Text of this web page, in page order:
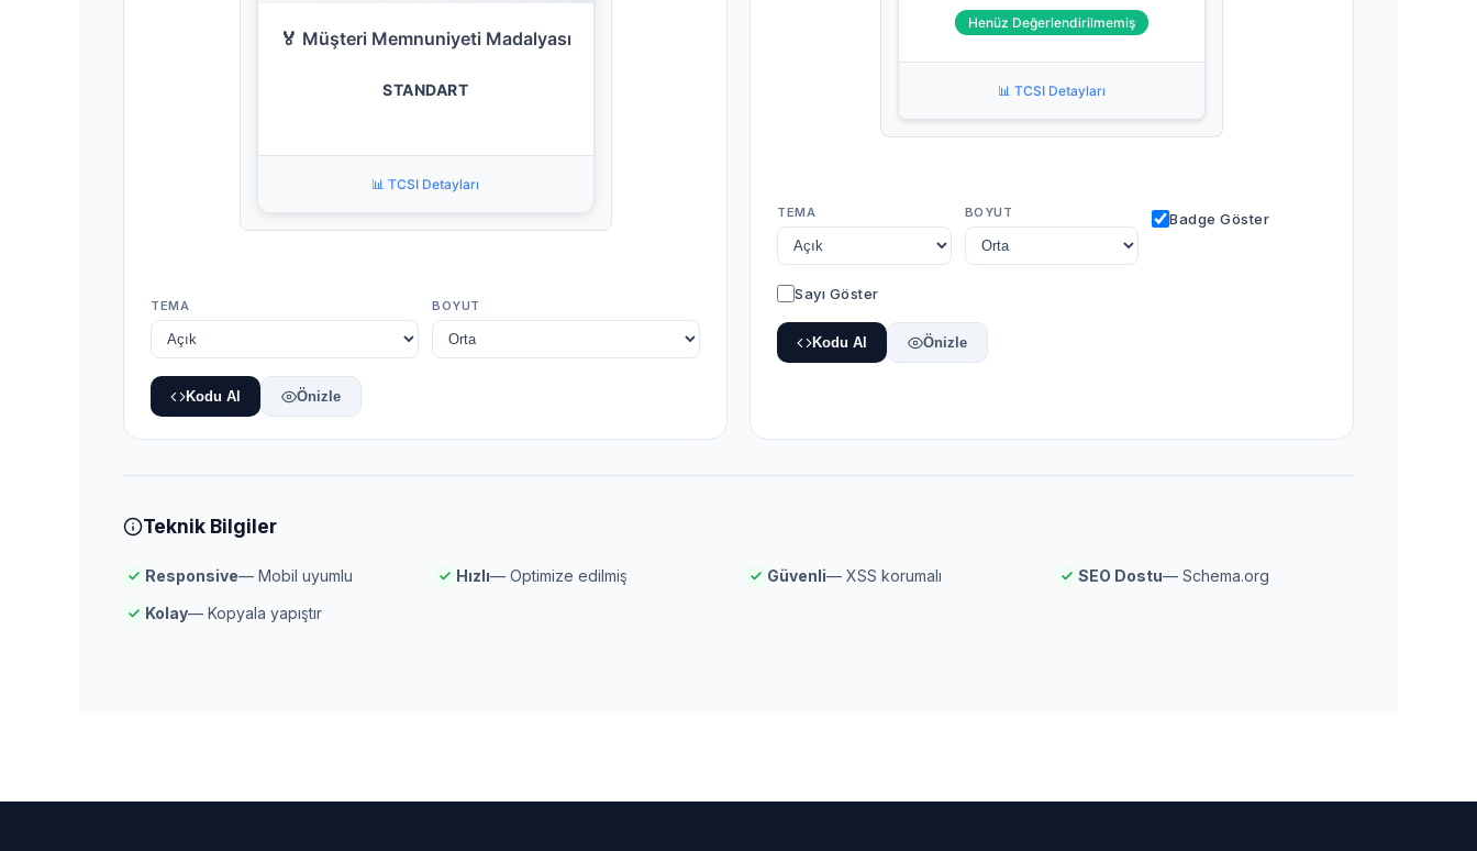
🏅 Müşteri Memnuniyeti Madalyası
STANDART
📊 TCSI Detayları
TEMA BOYUT
Kodu Al Önizle
Henüz Değerlendirilmemiş
📊 TCSI Detayları
TEMA BOYUT Badge Göster
Sayı Göster
Kodu Al Önizle
Teknik Bilgiler
Responsive— Mobil uyumlu Hızlı— Optimize edilmiş Güvenli— XSS korumalı SEO Dostu— Schema.org
Kolay— Kopyala yapıştır